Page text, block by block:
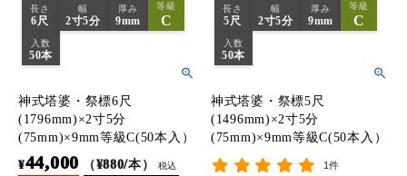
長さ
6尺
幅
2寸5分
厚み
9mm
等級
C
入数
50本
神式塔婆・祭標6尺
(1796mm)×2寸5分
(75mm)×9mm等級C(50本入）
¥44,000 （¥880/本） 税込
長さ
5尺
幅
2寸5分
厚み
9mm
等級
C
入数
50本
神式塔婆・祭標5尺
(1496mm)×2寸5分
(75mm)×9mm等級C(50本入）
1件